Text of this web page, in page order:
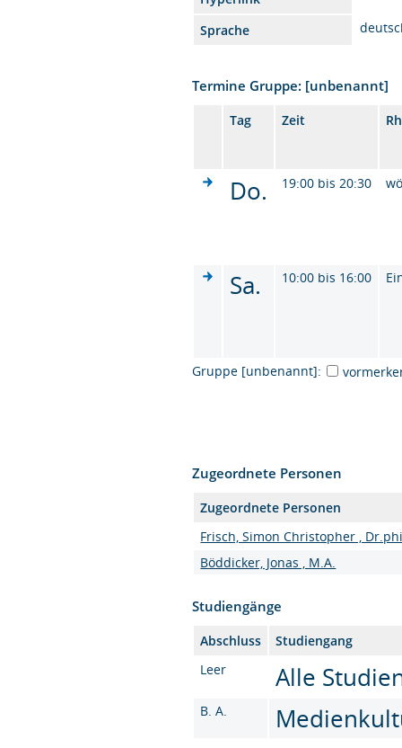
Sprache
Termine Gruppe: [unbenannt]
Tag Zeit
Do. 19:00 bis 20:30
Sa. 10:00 bis 16:00
Gruppe [unbenannt]:
Zugeordnete Personen
Zugeordnete Personen
Frisch, Simon Christopher ,
Böddicker, Jonas , M.A.
Studiengänge
Abschluss
Studiengang
Leer
Alle
B. A.